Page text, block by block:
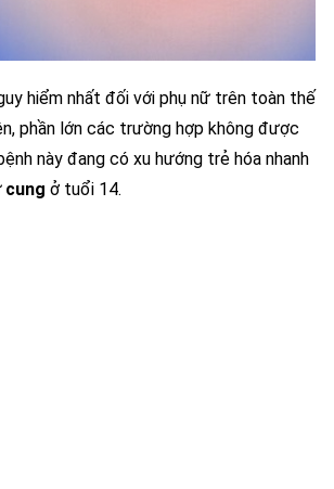
hiểm nhất đối với phụ nữ trên toàn thế
phần lớn các trường hợp không được
này đang có xu hướng trẻ hóa nhanh
cung ở tuổi 14.